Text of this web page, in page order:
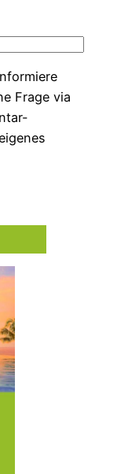
Frage via